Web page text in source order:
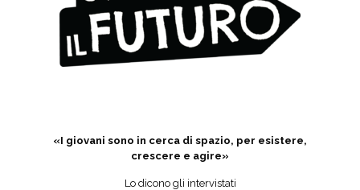
«I giovani sono in cerca di spazio, per esistere,
crescere e agire»
Lo dicono gli intervistati